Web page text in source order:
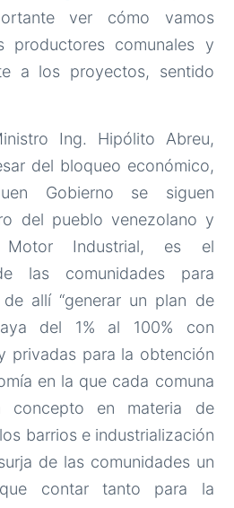
ver cómo vamos
productores comunales y
a los proyectos, sentido
Ing. Hipólito Abreu,
del bloqueo económico,
Gobierno se siguen
del pueblo venezolano y
Industrial, es el
las comunidades para
allí “generar un plan de
del 1% al 100% con
privadas para la obtención
en la que cada comuna
en materia de
barrios e industrialización
de las comunidades un
contar tanto para la